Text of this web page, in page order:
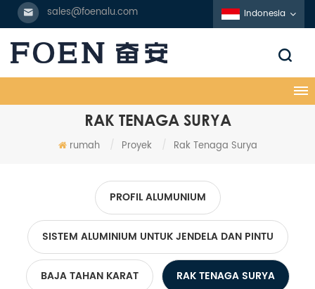
sales@foenalu.com Indonesia
RAK TENAGA SURYA
rumah / Proyek / Rak Tenaga Surya
PROFIL ALUMUNIUM
SISTEM ALUMINIUM UNTUK JENDELA DAN PINTU
BAJA TAHAN KARAT RAK TENAGA SURYA